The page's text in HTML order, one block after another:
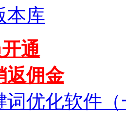
本库
通
返佣金
词优化软件